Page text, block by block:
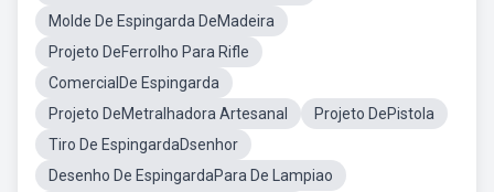
Molde De Espingarda DeMadeira
Projeto DeFerrolho Para Rifle
ComercialDe Espingarda
Projeto DeMetralhadora Artesanal
Projeto DePistola
Tiro De EspingardaDsenhor
Desenho De EspingardaPara De Lampiao